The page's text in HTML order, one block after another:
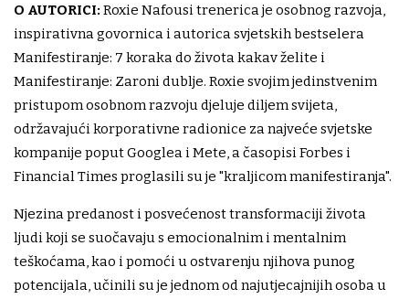
O AUTORICI: Roxie Nafousi trenerica je osobnog razvoja,
inspirativna govornica i autorica svjetskih bestselera
Manifestiranje: 7 koraka do života kakav želite i
Manifestiranje: Zaroni dublje. Roxie svojim jedinstvenim
pristupom osobnom razvoju djeluje diljem svijeta,
održavajući korporativne radionice za najveće svjetske
kompanije poput Googlea i Mete, a časopisi Forbes i
Financial Times proglasili su je "kraljicom manifestiranja".
Njezina predanost i posvećenost transformaciji života
ljudi koji se suočavaju s emocionalnim i mentalnim
teškoćama, kao i pomoći u ostvarenju njihova punog
potencijala, učinili su je jednom od najutjecajnijih osoba u